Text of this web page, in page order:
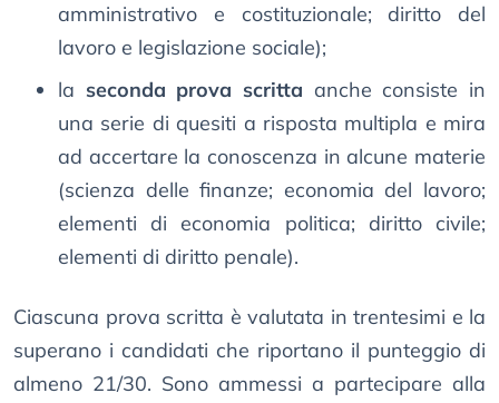
amministrativo e costituzionale; diritto del
lavoro e legislazione sociale);
la seconda prova scritta anche consiste in
una serie di quesiti a risposta multipla e mira
ad accertare la conoscenza in alcune materie
(scienza delle finanze; economia del lavoro;
elementi di economia politica; diritto civile;
elementi di diritto penale).
Ciascuna prova scritta è valutata in trentesimi e la
superano i candidati che riportano il punteggio di
almeno 21/30. Sono ammessi a partecipare alla